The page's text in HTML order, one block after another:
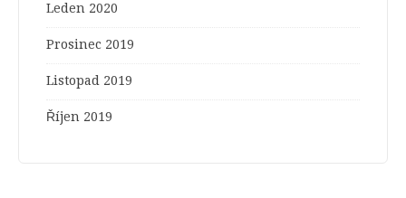
Leden 2020
Prosinec 2019
Listopad 2019
Říjen 2019